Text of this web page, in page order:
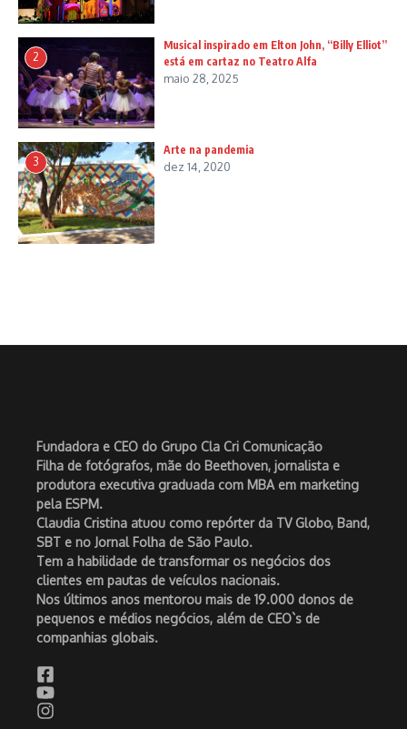
2
Musical inspirado em Elton John, “Billy Elliot”
está em cartaz no Teatro Alfa
maio 28, 2025
3
Arte na pandemia
dez 14, 2020
Fundadora e CEO do Grupo Cla Cri Comunicação
Filha de fotógrafos, mãe do Beethoven, jornalista e
produtora executiva graduada com MBA em marketing
pela ESPM.
Claudia Cristina atuou como repórter da TV Globo, Band,
SBT e no Jornal Folha de São Paulo.
Tem a habilidade de transformar os negócios dos
clientes em pautas de veículos nacionais.
Nos últimos anos mentorou mais de 19.000 donos de
pequenos e médios negócios, além de CEO`s de
companhias globais.